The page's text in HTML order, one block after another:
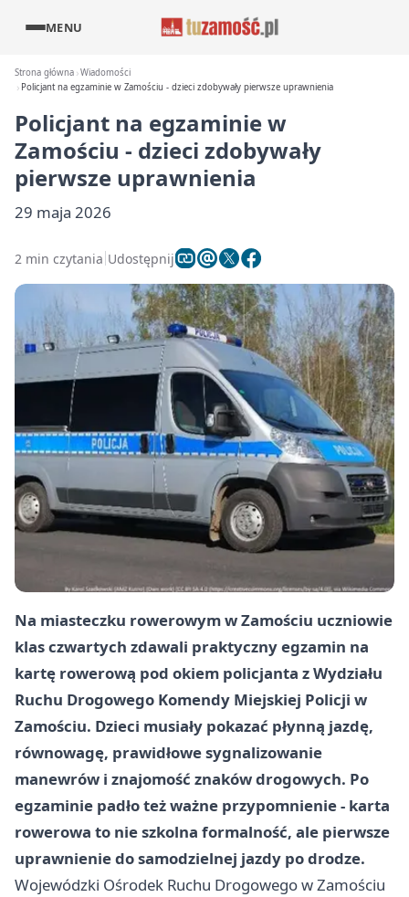
MENU
Strona główna Wiadomości
Policjant na egzaminie w Zamościu - dzieci zdobywały pierwsze uprawnienia
Policjant na egzaminie w
Zamościu - dzieci zdobywały
pierwsze uprawnienia
29 maja 2026
2 min czytania Udostępnij
Na miasteczku rowerowym w Zamościu uczniowie
klas czwartych zdawali praktyczny egzamin na
kartę rowerową pod okiem policjanta z Wydziału
Ruchu Drogowego Komendy Miejskiej Policji w
Zamościu. Dzieci musiały pokazać płynną jazdę,
równowagę, prawidłowe sygnalizowanie
manewrów i znajomość znaków drogowych. Po
egzaminie padło też ważne przypomnienie - karta
rowerowa to nie szkolna formalność, ale pierwsze
uprawnienie do samodzielnej jazdy po drodze.
Wojewódzki Ośrodek Ruchu Drogowego w Zamościu